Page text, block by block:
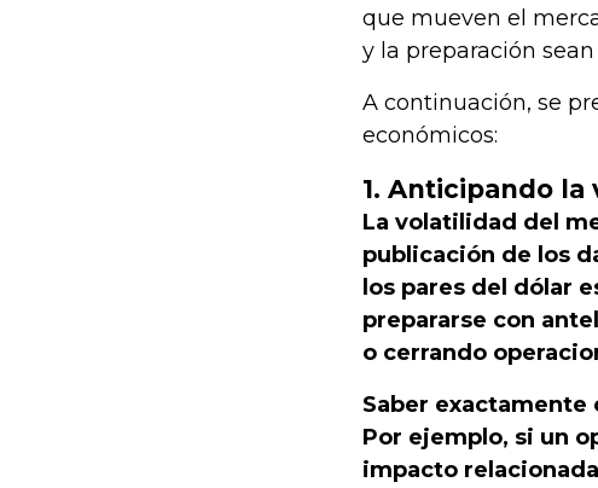
que mueven el
y la preparación
A continuación, se
económicos:
1. Anticipando la
La volatilidad del
publicación de los
los pares del dólar
prepararse con
o cerrando
Saber exactamente
Por ejemplo, si un
impacto